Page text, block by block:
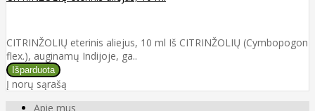
CITRINŽOLIŲ eterinis aliejus, 10 ml Iš CITRINŽOLIŲ (Cymbopogon
flex.), auginamų Indijoje, ga..
Į norų sąrašą
Apie mus